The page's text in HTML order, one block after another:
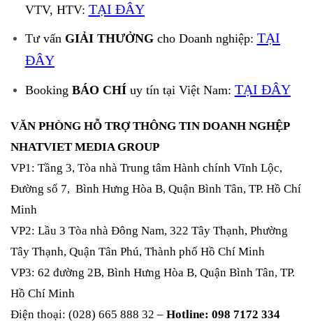
VTV, HTV: TẠI ĐÂY
Tư vấn GIẢI THƯỞNGcho Doanh nghiệp: TẠI
ĐÂY
Booking BÁO CHÍuy tín tại Việt Nam: TẠI ĐÂY
VĂN PHÒNG HỖ TRỢ THÔNG TIN DOANH NGHỆP
NHATVIET MEDIA GROUP
VP1: Tầng 3, Tòa nhà Trung tâm Hành chính Vĩnh Lộc,
Đường số 7, Bình Hưng Hòa B, Quận Bình Tân, TP. Hồ Chí
Minh
VP2: Lầu 3 Tòa nhà Đông Nam, 322 Tây Thạnh, Phường
Tây Thạnh, Quận Tân Phú, Thành phố Hồ Chí Minh
VP3: 62 đường 2B, Bình Hưng Hòa B, Quận Bình Tân, TP.
Hồ Chí Minh
Điện thoại: (028) 665 888 32 – Hotline: 098 7172 334